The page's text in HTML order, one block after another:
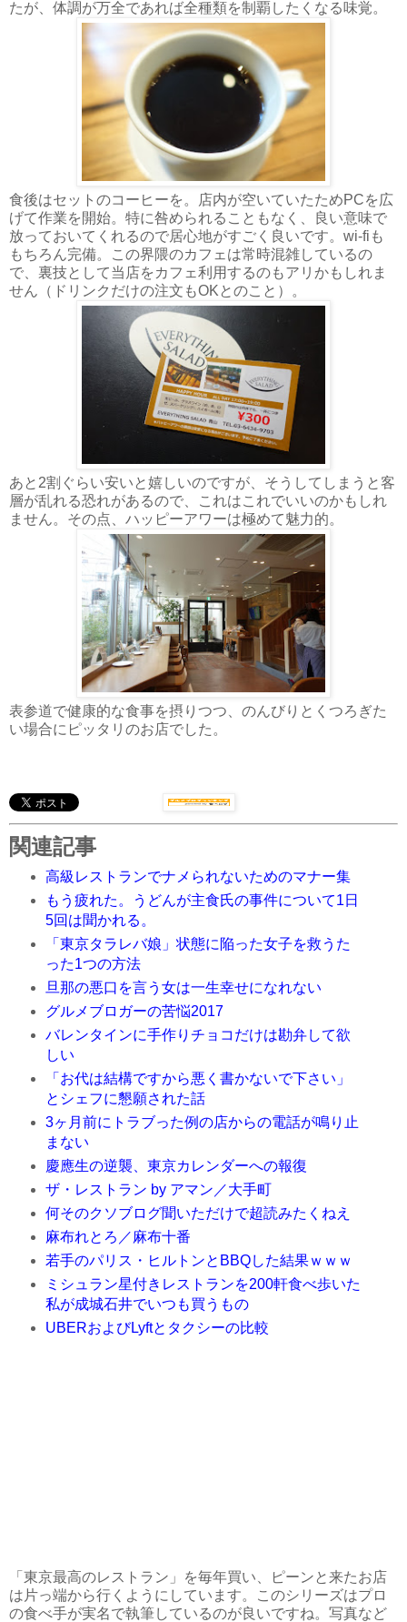
たが、体調が万全であれば全種類を制覇したくなる味覚。
食後はセットのコーヒーを。店内が空いていたためPCを広
げて作業を開始。特に咎められることもなく、良い意味で
放っておいてくれるので居心地がすごく良いです。wi-fiも
もちろん完備。この界隈のカフェは常時混雑しているの
で、裏技として当店をカフェ利用するのもアリかもしれま
せん（ドリンクだけの注文もOKとのこと）。
あと2割ぐらい安いと嬉しいのですが、そうしてしまうと客
層が乱れる恐れがあるので、これはこれでいいのかもしれ
ません。その点、ハッピーアワーは極めて魅力的。
表参道で健康的な食事を摂りつつ、のんびりとくつろぎた
い場合にピッタリのお店でした。
関連記事
高級レストランでナメられないためのマナー集
もう疲れた。うどんが主食氏の事件について1日
5回は聞かれる。
「東京タラレバ娘」状態に陥った女子を救うた
った1つの方法
旦那の悪口を言う女は一生幸せになれない
グルメブロガーの苦悩2017
バレンタインに手作りチョコだけは勘弁して欲
しい
「お代は結構ですから悪く書かないで下さい」
とシェフに懇願された話
3ヶ月前にトラブった例の店からの電話が鳴り止
まない
慶應生の逆襲、東京カレンダーへの報復
ザ・レストラン by アマン／大手町
何そのクソブログ聞いただけで超読みたくねえ
麻布れとろ／麻布十番
若手のパリス・ヒルトンとBBQした結果ｗｗｗ
ミシュラン星付きレストランを200軒食べ歩いた
私が成城石井でいつも買うもの
UBERおよびLyftとタクシーの比較
「東京最高のレストラン」を毎年買い、ピーンと来たお店
は片っ端から行くようにしています。このシリーズはプロ
の食べ手が実名で執筆しているのが良いですね。写真など